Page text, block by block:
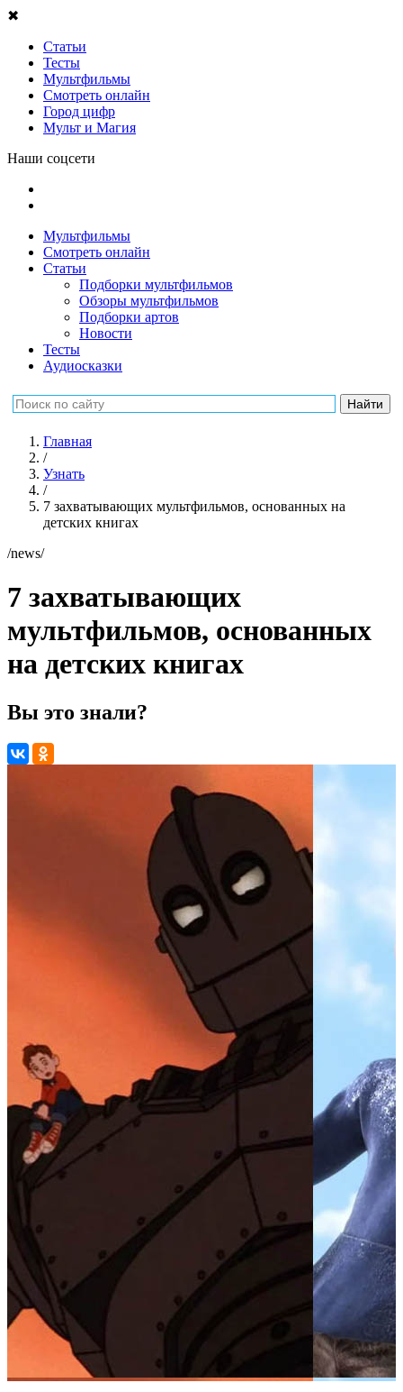
✖
Статьи
Тесты
Мультфильмы
Смотреть онлайн
Город цифр
Мульт и Магия
Наши соцсети
Мультфильмы
Смотреть онлайн
Статьи
Подборки мультфильмов
Обзоры мультфильмов
Подборки артов
Новости
Тесты
Аудиосказки
Главная
/
Узнать
/
7 захватывающих мультфильмов, основанных на
детских книгах
/news/
7 захватывающих
мультфильмов, основанных
на детских книгах
Вы это знали?